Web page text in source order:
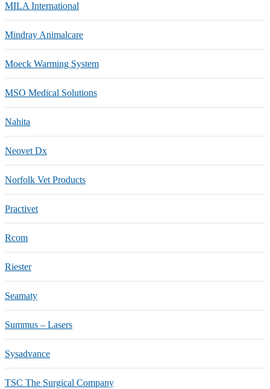
MILA International
Mindray Animalcare
Moeck Warming System
MSO Medical Solutions
Nahita
Neovet Dx
Norfolk Vet Products
Practivet
Rcom
Riester
Seamaty
Summus – Lasers
Sysadvance
TSC The Surgical Company